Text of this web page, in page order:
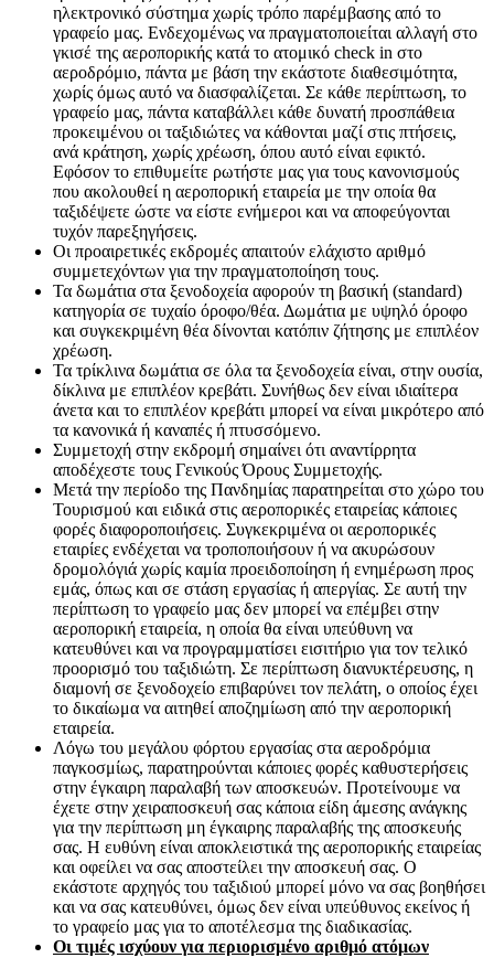
ηλεκτρονικό σύστημα χωρίς τρόπο παρέμβασης από το
γραφείο μας. Ενδεχομένως να πραγματοποιείται αλλαγή στο
γκισέ της αεροπορικής κατά το ατομικό check in στο
αεροδρόμιο, πάντα με βάση την εκάστοτε διαθεσιμότητα,
χωρίς όμως αυτό να διασφαλίζεται. Σε κάθε περίπτωση, το
γραφείο μας, πάντα καταβάλλει κάθε δυνατή προσπάθεια
προκειμένου οι ταξιδιώτες να κάθονται μαζί στις πτήσεις,
ανά κράτηση, χωρίς χρέωση, όπου αυτό είναι εφικτό.
Εφόσον το επιθυμείτε ρωτήστε μας για τους κανονισμούς
που ακολουθεί η αεροπορική εταιρεία με την οποία θα
ταξιδέψετε ώστε να είστε ενήμεροι και να αποφεύγονται
τυχόν παρεξηγήσεις.
Οι προαιρετικές εκδρομές απαιτούν ελάχιστο αριθμό
συμμετεχόντων για την πραγματοποίηση τους.
Τα δωμάτια στα ξενοδοχεία αφορούν τη βασική (standard)
κατηγορία σε τυχαίο όροφο/θέα. Δωμάτια με υψηλό όροφο
και συγκεκριμένη θέα δίνονται κατόπιν ζήτησης με επιπλέον
χρέωση.
Τα τρίκλινα δωμάτια σε όλα τα ξενοδοχεία είναι, στην ουσία,
δίκλινα με επιπλέον κρεβάτι. Συνήθως δεν είναι ιδιαίτερα
άνετα και το επιπλέον κρεβάτι μπορεί να είναι μικρότερο από
τα κανονικά ή καναπές ή πτυσσόμενο.
Συμμετοχή στην εκδρομή σημαίνει ότι αναντίρρητα
αποδέχεστε τους Γενικούς Όρους Συμμετοχής.
Μετά την περίοδο της Πανδημίας παρατηρείται στο χώρο του
Τουρισμού και ειδικά στις αεροπορικές εταιρείας κάποιες
φορές διαφοροποιήσεις. Συγκεκριμένα οι αεροπορικές
εταιρίες ενδέχεται να τροποποιήσουν ή να ακυρώσουν
δρομολόγιά χωρίς καμία προειδοποίηση ή ενημέρωση προς
εμάς, όπως και σε στάση εργασίας ή απεργίας. Σε αυτή την
περίπτωση το γραφείο μας δεν μπορεί να επέμβει στην
αεροπορική εταιρεία, η οποία θα είναι υπεύθυνη να
κατευθύνει και να προγραμματίσει εισιτήριο για τον τελικό
προορισμό του ταξιδιώτη. Σε περίπτωση διανυκτέρευσης, η
διαμονή σε ξενοδοχείο επιβαρύνει τον πελάτη, ο οποίος έχει
το δικαίωμα να αιτηθεί αποζημίωση από την αεροπορική
εταιρεία.
Λόγω του μεγάλου φόρτου εργασίας στα αεροδρόμια
παγκοσμίως, παρατηρούνται κάποιες φορές καθυστερήσεις
στην έγκαιρη παραλαβή των αποσκευών. Προτείνουμε να
έχετε στην χειραποσκευή σας κάποια είδη άμεσης ανάγκης
για την περίπτωση μη έγκαιρης παραλαβής της αποσκευής
σας. Η ευθύνη είναι αποκλειστικά της αεροπορικής εταιρείας
και οφείλει να σας αποστείλει την αποσκευή σας. Ο
εκάστοτε αρχηγός του ταξιδιού μπορεί μόνο να σας βοηθήσει
και να σας κατευθύνει, όμως δεν είναι υπεύθυνος εκείνος ή
το γραφείο μας για το αποτέλεσμα της διαδικασίας.
Οι τιμές ισχύουν για περιορισμένο αριθμό ατόμων